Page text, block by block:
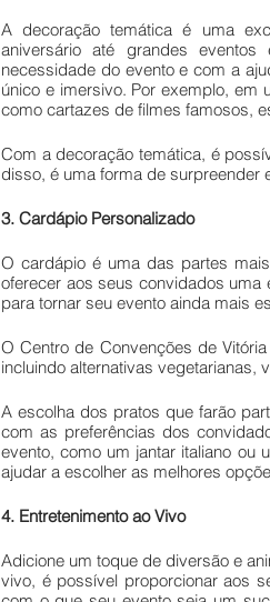
A decoração temática é uma
aniversário até grandes
necessidade do evento e com a
único e imersivo. Por exemplo, em
como cartazes de filmes famosos,
Com a decoração temática, é
disso, é uma forma de surpreender
3. Cardápio Personalizado
O cardápio é uma das partes
oferecer aos seus convidados uma
para tornar seu evento ainda mais
O Centro de Convenções de
incluindo alternativas vegetarianas,
A escolha dos pratos que farão
com as preferências dos
evento, como um jantar italiano
ajudar a escolher as melhores
4. Entretenimento ao Vivo
Adicione um toque de diversão e
vivo, é possível proporcionar aos